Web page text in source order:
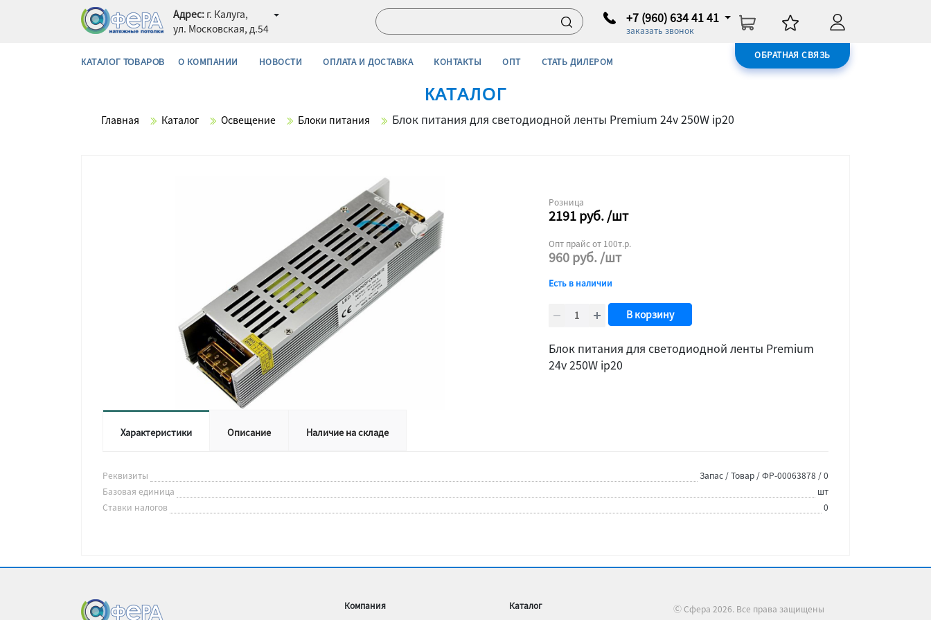
Адрес: г. Калуга,
ул. Московская, д.54
+7 (960) 634 41 41
заказать звонок
ОБРАТНАЯ СВЯЗЬ
КАТАЛОГ ТОВАРОВ О КОМПАНИИ НОВОСТИ ОПЛАТА И ДОСТАВКА КОНТАКТЫ ОПТ СТАТЬ ДИЛЕРОМ
КАТАЛОГ
Главная Каталог Освещение Блоки питания Блок питания для светодиодной ленты Premium 24v 250W ip20
Розница
2191руб./шт
Опт прайс от 100т.р.
960руб./шт
Есть в наличии
В корзину
Блок питания для светодиодной ленты Premium
24v 250W ip20
Характеристики Описание Наличие на складе
Реквизиты
Запас / Товар / ФР-00063878 / 0
Базовая единица
шт
Ставки налогов
0
Компания
Каталог
Ⓒ Сфера 2026. Все права защищены